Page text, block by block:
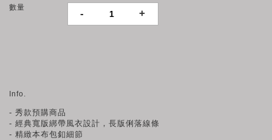
數量
- +
Info.
- 秀款預購商品
- 經典寬版綁帶風衣設計，長版俐落線條
- 精緻本布包釦細節